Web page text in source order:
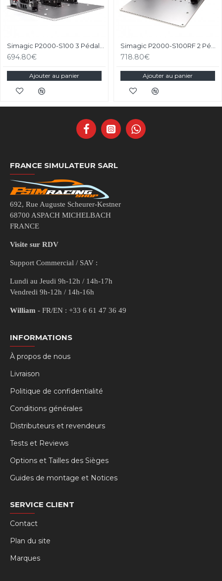
694.80€
Ajouter au panier
718.80€
Ajouter au panier
FRANCE SIMULATEUR SARL
692, Rue Auguste Scheurer-Kestner
68700 ASPACH MICHELBACH
FRANCE
Visite sur RDV
Support Commercial / SAV :
Lundi au Jeudi 9h-12h / 14h-17h
Vendredi 9h-12h / 14h-16h
William - FR/EN : +33 6 61 47 36 49
INFORMATIONS
À propos de nous
Livraison
Politique de confidentialité
Conditions générales
Distributeurs et revendeurs
Tests et Reviews
Options et Tailles des Sièges
Guides de montage et Notices
SERVICE CLIENT
Contact
Plan du site
Marques